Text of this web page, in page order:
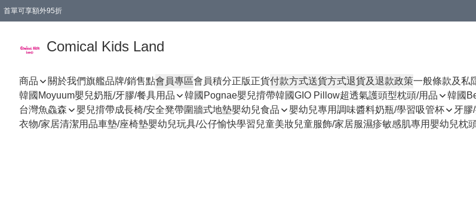
首單可享額外95折
Comical Kids Land
商品 關於我們旗艦品牌/銷售點會員專區會員積分正版正貨付款方式送貨方式退貨及退款政策一般條款及私
韓國Moyuum嬰兒奶瓶/牙膠/餐具用品
韓國Pognae嬰兒揹帶韓國GIO Pillow超透氣護頭型枕頭/用品 韓國
台灣魚鱻森
嬰兒揹帶成長椅/安全凳帶圍牆式地墊嬰幼兒食品 嬰幼兒專用調味醬料奶瓶/學習吸管杯 牙膠
衣物/家居清潔用品車墊/座椅墊嬰幼兒玩具/公仔愉快學習兒童美妝兒童服飾/家居服濕疹敏感肌專用嬰幼兒枕